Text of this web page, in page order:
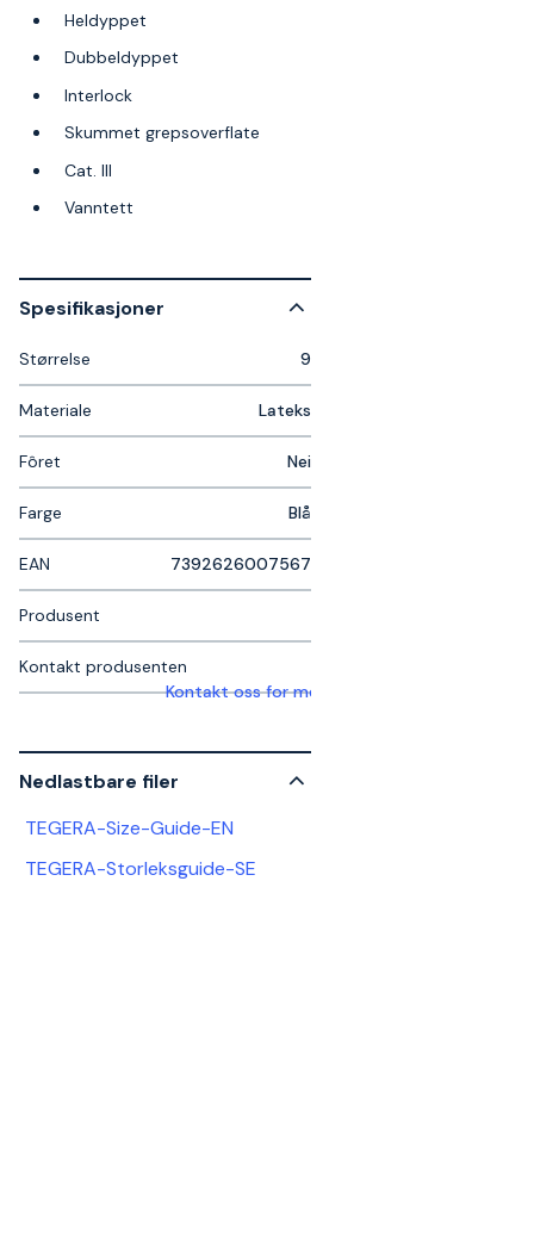
Heldyppet
Dubbeldyppet
Interlock
Skummet grepsoverflate
Cat. III
Vanntett
Spesifikasjoner
Størrelse 9
Materiale Lateks
Fôret Nei
Farge Blå
EAN 7392626007567
Produsent
Kontakt produsenten
Kontakt oss for mer informasjon
Nedlastbare filer
TEGERA-Size-Guide-EN
TEGERA-Storleksguide-SE